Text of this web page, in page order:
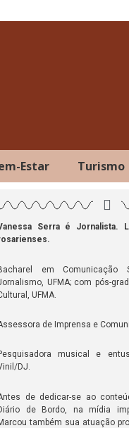
Estar Turismo
Serra é Jornalista.
em Comunicação
UFMA; com pós-
UFMA.
de Imprensa e
musical e
DJ.
de dedicar-se ao
de Bordo, na mídia
também sua atuação